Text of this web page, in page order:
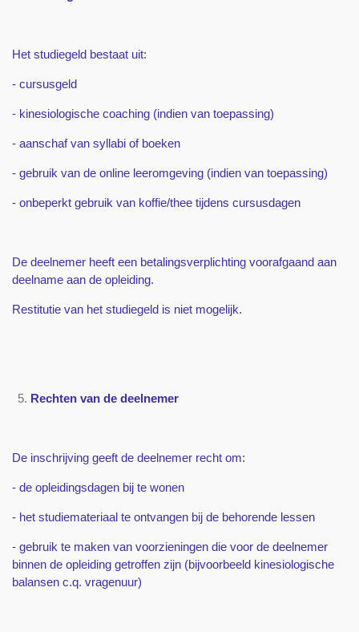
Het studiegeld bestaat uit:
- cursusgeld
- kinesiologische coaching (indien van toepassing)
- aanschaf van syllabi of boeken
- gebruik van de online leeromgeving (indien van toepassing)
- onbeperkt gebruik van koffie/thee tijdens cursusdagen
De deelnemer heeft een betalingsverplichting voorafgaand aan
deelname aan de opleiding.
Restitutie van het studiegeld is niet mogelijk.
Rechten van de deelnemer
De inschrijving geeft de deelnemer recht om:
- de opleidingsdagen bij te wonen
- het studiemateriaal te ontvangen bij de behorende lessen
- gebruik te maken van voorzieningen die voor de deelnemer
binnen de opleiding getroffen zijn (bijvoorbeeld kinesiologische
balansen c.q. vragenuur)